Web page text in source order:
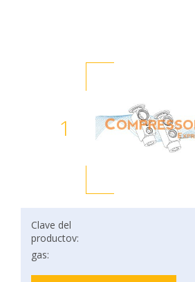
1
Clave del
productov:
gas: